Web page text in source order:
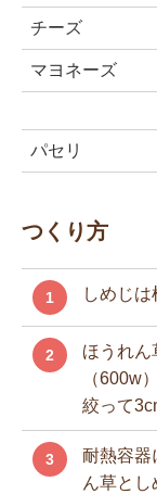
チーズ
マヨネーズ
パセリ
つくり方
1 しめじは
2
ほうれん
（600w
絞って
3
耐熱容器
ん草とし